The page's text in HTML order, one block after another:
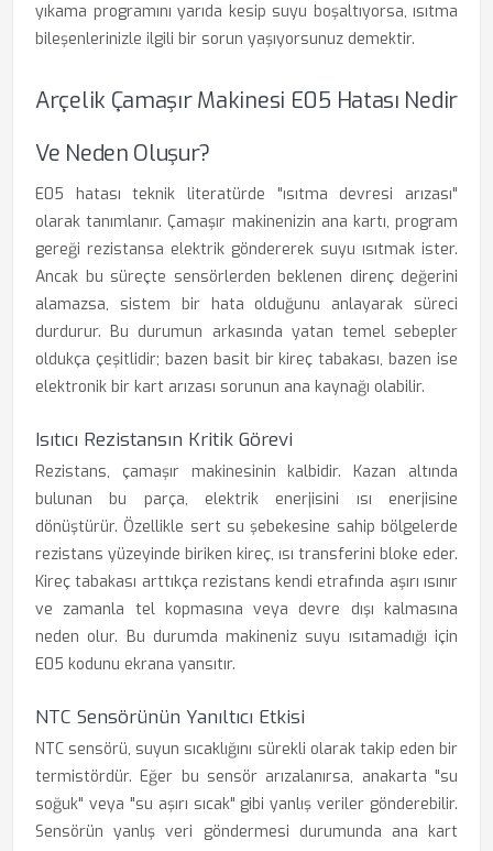
yıkama programını yarıda kesip suyu boşaltıyorsa, ısıtma
bileşenlerinizle ilgili bir sorun yaşıyorsunuz demektir.
Arçelik Çamaşır Makinesi E05 Hatası Nedir
Ve Neden Oluşur?
E05 hatası teknik literatürde "ısıtma devresi arızası"
olarak tanımlanır. Çamaşır makinenizin ana kartı, program
gereği rezistansa elektrik göndererek suyu ısıtmak ister.
Ancak bu süreçte sensörlerden beklenen direnç değerini
alamazsa, sistem bir hata olduğunu anlayarak süreci
durdurur. Bu durumun arkasında yatan temel sebepler
oldukça çeşitlidir; bazen basit bir kireç tabakası, bazen ise
elektronik bir kart arızası sorunun ana kaynağı olabilir.
Isıtıcı Rezistansın Kritik Görevi
Rezistans, çamaşır makinesinin kalbidir. Kazan altında
bulunan bu parça, elektrik enerjisini ısı enerjisine
dönüştürür. Özellikle sert su şebekesine sahip bölgelerde
rezistans yüzeyinde biriken kireç, ısı transferini bloke eder.
Kireç tabakası arttıkça rezistans kendi etrafında aşırı ısınır
ve zamanla tel kopmasına veya devre dışı kalmasına
neden olur. Bu durumda makineniz suyu ısıtamadığı için
E05 kodunu ekrana yansıtır.
NTC Sensörünün Yanıltıcı Etkisi
NTC sensörü, suyun sıcaklığını sürekli olarak takip eden bir
termistördür. Eğer bu sensör arızalanırsa, anakarta "su
soğuk" veya "su aşırı sıcak" gibi yanlış veriler gönderebilir.
Sensörün yanlış veri göndermesi durumunda ana kart